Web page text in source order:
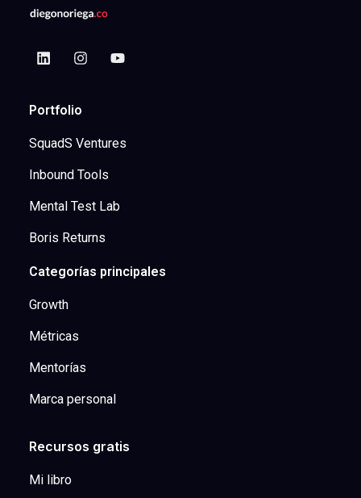
Portfolio
SquadS Ventures
Inbound Tools
Mental Test Lab
Boris Returns
Categorías principales
Growth
Métricas
Mentorías
Marca personal
Recursos gratis
Mi libro